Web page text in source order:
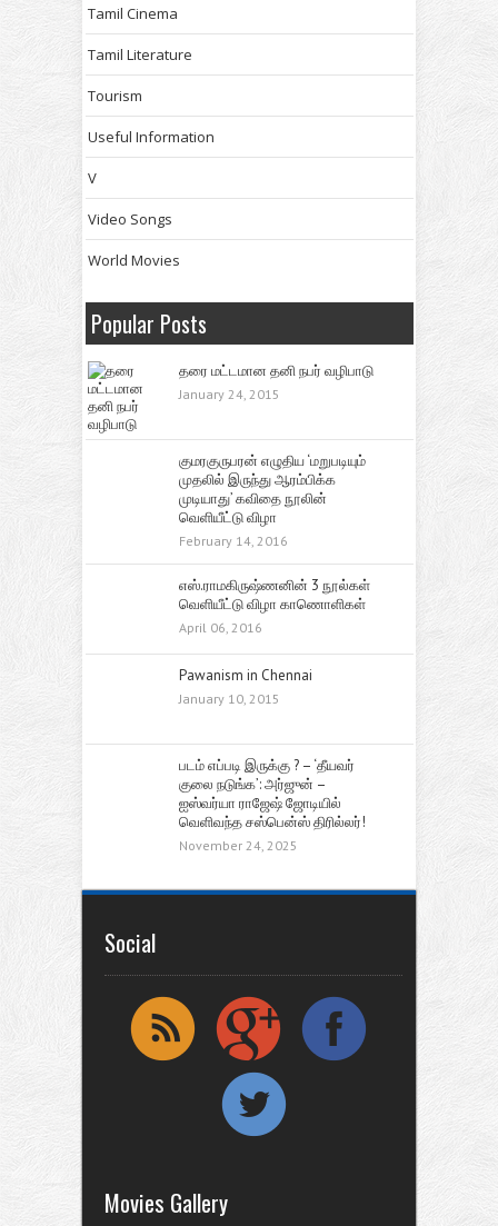
Tamil Cinema
Tamil Literature
Tourism
Useful Information
V
Video Songs
World Movies
Popular Posts
தரை மட்டமான தனி நபர் வழிபாடு
January 24, 2015
குமரகுருபரன் எழுதிய ‘மறுபடியும்
முதலில் இருந்து ஆரம்பிக்க
முடியாது’ கவிதை நூலின்
வெளியீட்டு விழா
February 14, 2016
எஸ்.ராமகிருஷ்ணனின் 3 நூல்கள்
வெளியீட்டு விழா காணொளிகள்
April 06, 2016
Pawanism in Chennai
January 10, 2015
படம் எப்படி இருக்கு ? – ‘தீயவர்
குலை நடுங்க’: அர்ஜுன் –
ஐஸ்வர்யா ராஜேஷ் ஜோடியில்
வெளிவந்த சஸ்பென்ஸ் திரில்லர்!
November 24, 2025
Social
Movies Gallery